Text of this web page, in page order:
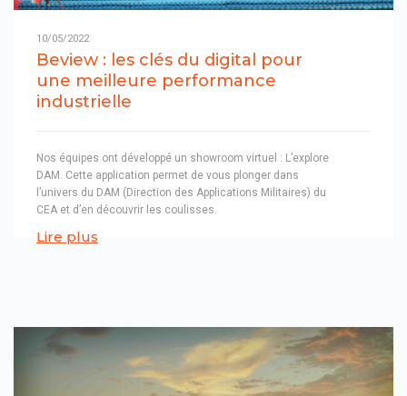
10/05/2022
Beview : les clés du digital pour
une meilleure performance
industrielle
Nos équipes ont développé un showroom virtuel : L’explore
DAM. Cette application permet de vous plonger dans
l’univers du DAM (Direction des Applications Militaires) du
CEA et d’en découvrir les coulisses.
Lire plus